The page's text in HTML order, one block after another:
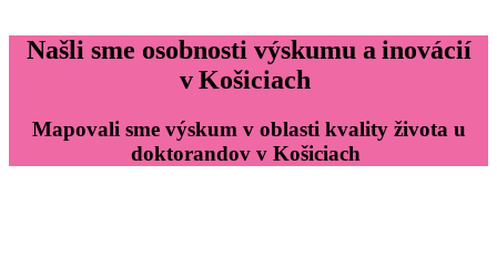
Našli sme osobnosti výskumu a inovácií
v Košiciach
Mapovali sme výskum v oblasti kvality života u
doktorandov v Košiciach